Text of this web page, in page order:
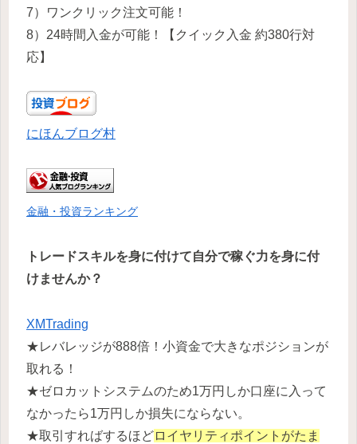
7）ワンクリック注文可能！
8）24時間入金が可能！【クイック入金 約380行対
応】
にほんブログ村
金融・投資ランキング
トレードスキルを身に付けて自分で稼ぐ力を身に付
けませんか？
XMTrading
★レバレッジが888倍！小資金で大きなポジションが
取れる！
★ゼロカットシステムのため1万円しか口座に入って
なかったら1万円しか損失にならない。
★取引すればするほどロイヤリティポイントがたま